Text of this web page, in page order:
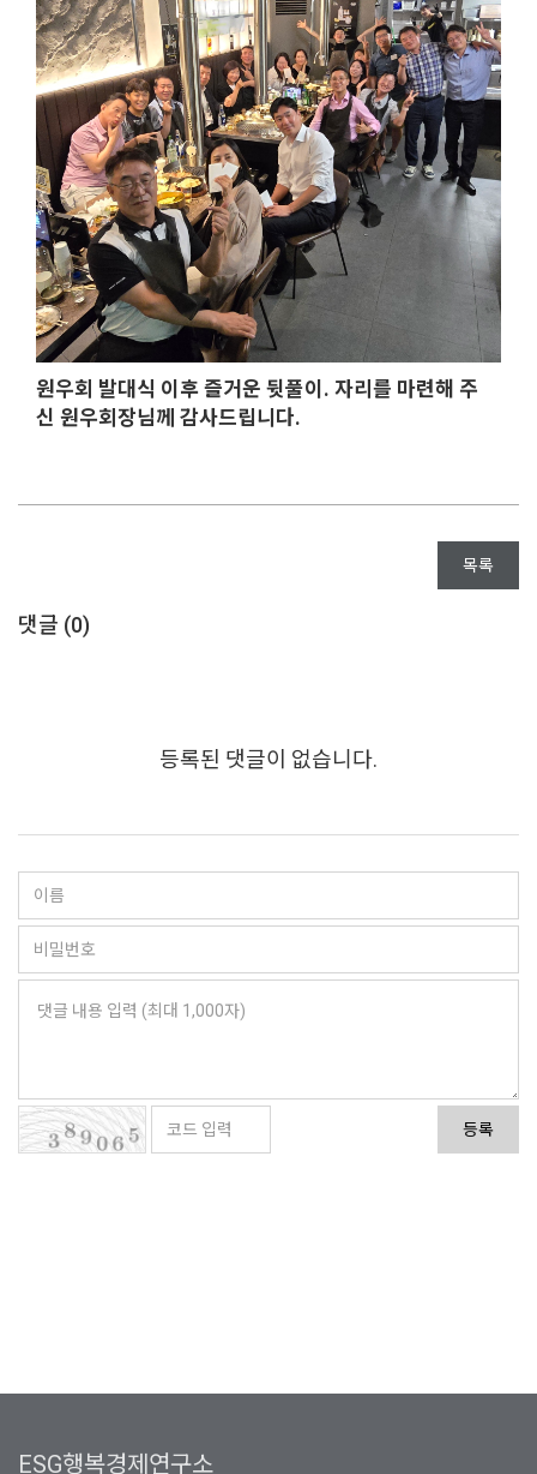
원우회 발대식 이후 즐거운 뒷풀이. 자리를 마련해 주
신 원우회장님께 감사드립니다.
목록
댓글 (0)
등록된 댓글이 없습니다.
등록
ESG행복경제연구소